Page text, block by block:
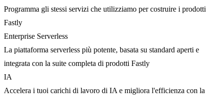
Programma gli stessi servizi che utilizziamo per costruire i prodotti
Fastly
Enterprise Serverless
La piattaforma serverless più potente, basata su standard aperti e
integrata con la suite completa di prodotti Fastly
IA
Accelera i tuoi carichi di lavoro di IA e migliora l'efficienza con la